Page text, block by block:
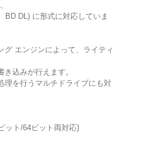
BD DL) に形式に対応していま
グ エンジンによって、ライティ
込みが行えます。
理を行うマルチドライブにも対
ット/64ビット両対応)